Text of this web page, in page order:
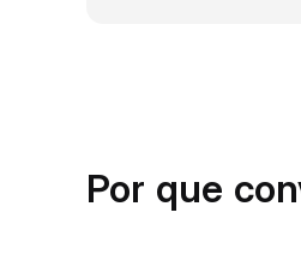
Por que